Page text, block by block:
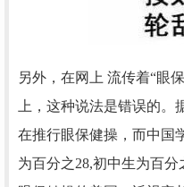
另外，在网上 流传着“眼
上，这种说法是错误的。
在推行眼保健操，而中国
为百分之28,初中生为百